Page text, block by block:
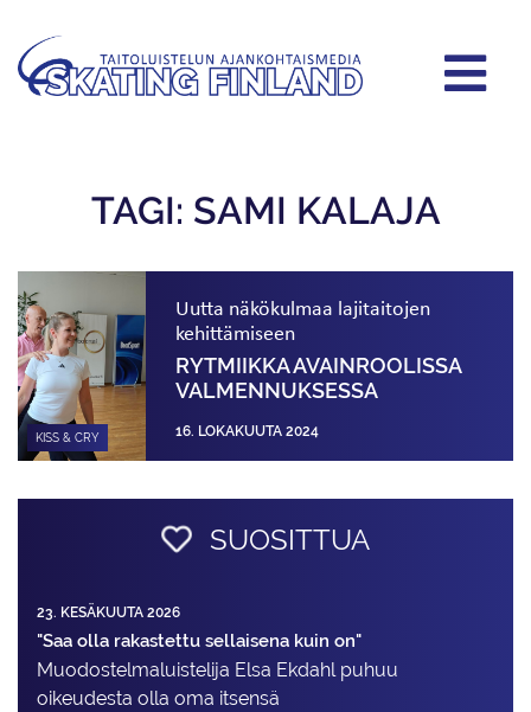
TAGI: SAMI KALAJA
KISS & CRY
Uutta näkökulmaa lajitaitojen
kehittämiseen
RYTMIIKKA AVAINROOLISSA
VALMENNUKSESSA
16. LOKAKUUTA 2024
SUOSITTUA
23. KESÄKUUTA 2026
"Saa olla rakastettu sellaisena kuin on"
Muodostelma­luistelija Elsa Ekdahl puhuu
oikeudesta olla oma itsensä